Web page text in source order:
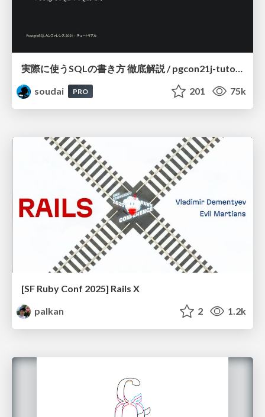
soudai
PRO 201 75k
[SF Ruby Conf 2025] Rails X
palkan
2 1.2k